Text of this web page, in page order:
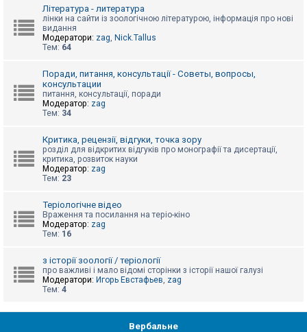
м
о
г
Література - литература
лінки на сайти із зоологічною літературою, інформація про нові
видання
Модератори: zag, Nick.Tallus
Тем: 64
Поради, питання, консультації - Советы, вопросы,
консультации
питання, консультації, поради
Модератор: zag
Тем: 34
Критика, рецензії, відгуки, точка зору
розділ для відкритих відгуків про монографії та дисертації,
критика, розвиток науки
Модератор: zag
Тем: 23
Теріологічне відео
Враження та посилання на теріо-кіно
Модератор: zag
Тем: 16
з історії зоології / теріології
про важливі і мало відомі сторінки з історії нашої галузі
Модератори: Игорь Евстафьев, zag
Тем: 4
Вербальне